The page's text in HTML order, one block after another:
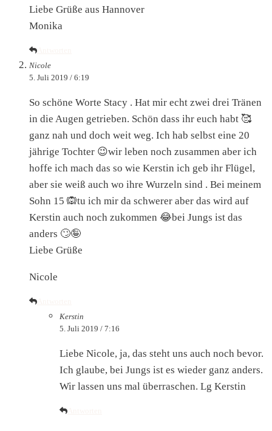
Liebe Grüße aus Hannover
Monika
Nicole
5. Juli 2019 / 6:19
So schöne Worte Stacy . Hat mir echt zwei drei Tränen
in die Augen getrieben. Schön dass ihr euch habt 🥰
ganz nah und doch weit weg. Ich hab selbst eine 20
jährige Tochter 😉wir leben noch zusammen aber ich
hoffe ich mach das so wie Kerstin ich geb ihr Flügel,
aber sie weiß auch wo ihre Wurzeln sind . Bei meinem
Sohn 15 🙉tu ich mir da schwerer aber das wird auf
Kerstin auch noch zukommen 😂bei Jungs ist das
anders 🙄🤪
Liebe Grüße
Nicole
Kerstin
5. Juli 2019 / 7:16
Liebe Nicole, ja, das steht uns auch noch bevor.
Ich glaube, bei Jungs ist es wieder ganz anders.
Wir lassen uns mal überraschen. Lg Kerstin